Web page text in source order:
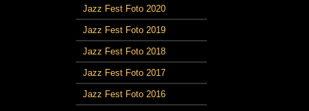
Jazz Fest Foto 2020
Jazz Fest Foto 2019
Jazz Fest Foto 2018
Jazz Fest Foto 2017
Jazz Fest Foto 2016